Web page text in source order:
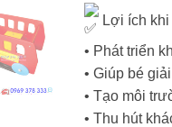
Lợi ích
• Phát triển
• Giúp bé
• Tạo môi
• Thu hút